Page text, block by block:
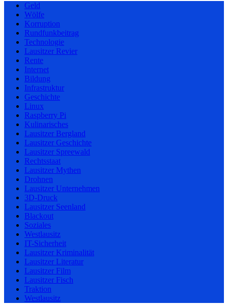
Geld
Wölfe
Korruption
Rundfunkbeitrag
Technologie
Lausitzer Revier
Rente
Internet
Bildung
Infrastruktur
Geschichte
Linux
Raspberry Pi
Kulinarisches
Lausitzer Bergland
Lausitzer Geschichte
Lausitzer Spreewald
Rechtsstaat
Lausitzer Mythen
Drohnen
Lausitzer Unternehmen
3D-Druck
Lausitzer Seenland
Blackout
Soziales
Westlausitz
IT-Sicherheit
Lausitzer Kriminalität
Lausitzer Literatur
Lausitzer Film
Lausitzer Fisch
Traktion
Westlausitz